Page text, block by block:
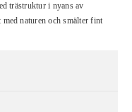
trästruktur i nyans av
naturen och smälter fint